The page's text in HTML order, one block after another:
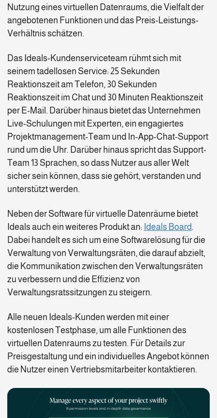
Nutzung eines virtuellen Datenraums, die Vielfalt der
angebotenen Funktionen und das Preis-Leistungs-
Verhältnis schätzen.
Das Ideals-Kundenserviceteam rühmt sich mit
seinem tadellosen Service: 25 Sekunden
Reaktionszeit am Telefon, 30 Sekunden
Reaktionszeit im Chat und 30 Minuten Reaktionszeit
per E-Mail. Darüber hinaus bietet das Unternehmen
Live-Schulungen mit Experten, ein engagiertes
Projektmanagement-Team und In-App-Chat-Support
rund um die Uhr. Darüber hinaus spricht das Support-
Team 13 Sprachen, so dass Nutzer aus aller Welt
sicher sein können, dass sie gehört, verstanden und
unterstützt werden.
Neben der Software für virtuelle Datenräume bietet
Ideals auch ein weiteres Produkt an: Ideals Board.
Dabei handelt es sich um eine Softwarelösung für die
Verwaltung von Verwaltungsräten, die darauf abzielt,
die Kommunikation zwischen den Verwaltungsräten
zu verbessern und die Effizienz von
Verwaltungsratssitzungen zu steigern.
Alle neuen Ideals-Kunden werden mit einer
kostenlosen Testphase, um alle Funktionen des
virtuellen Datenraums zu testen. Für Details zur
Preisgestaltung und ein individuelles Angebot können
die Nutzer einen Vertriebsmitarbeiter kontaktieren.